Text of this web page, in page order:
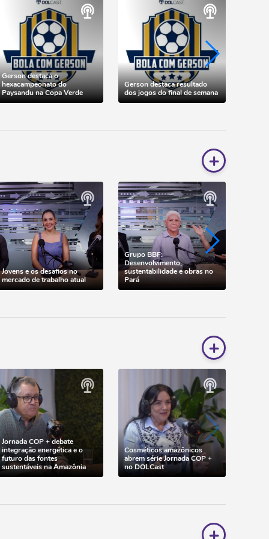
Gerson destaca o
hexacampeonato do
Paysandu na Copa Verde
Gerson destaca resultado
dos jogos do final de semana
+
Jovens e os desafios no
mercado de trabalho atual
Grupo BBF:
Desenvolvimento,
sustentabilidade e obras no
Pará
+
Jornada COP + debate
integração energética e o
futuro das fontes
sustentáveis na Amazônia
Cosméticos amazônicos
abrem série Jornada COP +
no DOLCast